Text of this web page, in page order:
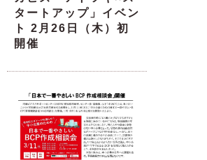
タートアップ」イベン
ト 2月26日（木）初
開催